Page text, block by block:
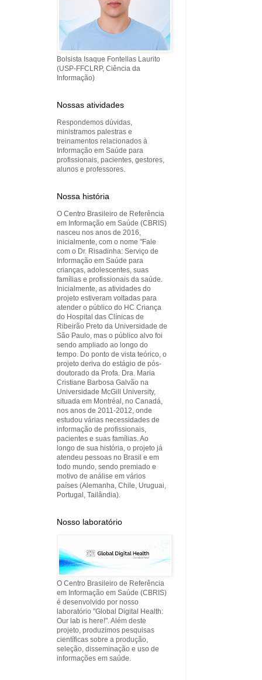
Bolsista Isaque Fontellas Laurito
(USP-FFCLRP, Ciência da
Informação)
Nossas atividades
Respondemos dúvidas,
ministramos palestras e
treinamentos relacionados à
Informação em Saúde para
profissionais, pacientes, gestores,
alunos e professores.
Nossa história
O Centro Brasileiro de Referência
em Informação em Saúde (CBRIS)
nasceu nos anos de 2016,
inicialmente, com o nome "Fale
com o Dr. Risadinha: Serviço de
Informação em Saúde para
crianças, adolescentes, suas
famílias e profissionais da saúde.
Inicialmente, as atividades do
projeto estiveram voltadas para
atender o público do HC Criança
do Hospital das Clínicas de
Ribeirão Preto da Universidade de
São Paulo, mas o público alvo foi
sendo ampliado ao longo do
tempo. Do ponto de vista teórico, o
projeto deriva do estágio de pós-
doutorado da Profa. Dra. Maria
Cristiane Barbosa Galvão na
Universidade McGill University,
situada em Montréal, no Canadá,
nos anos de 2011-2012, onde
estudou várias necessidades de
informação de profissionais,
pacientes e suas famílias. Ao
longo de sua história, o projeto já
atendeu pessoas no Brasil e em
todo mundo, sendo premiado e
motivo de análise em vários
países (Alemanha, Chile, Uruguai,
Portugal, Tailândia).
Nosso laboratório
O Centro Brasileiro de Referência
em Informação em Saúde (CBRIS)
é desenvolvido por nosso
laboratório "Global Digital Health:
Our lab is here!". Além deste
projeto, produzimos pesquisas
científicas sobre a produção,
seleção, disseminação e uso de
informações em saúde.